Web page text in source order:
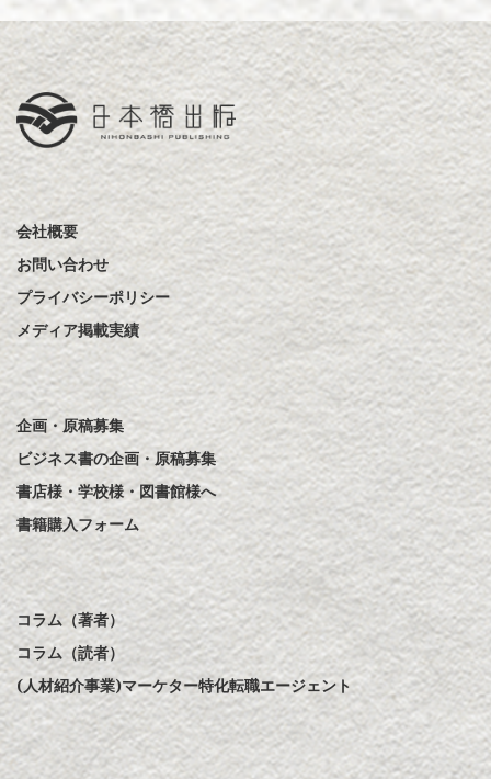
会社概要
お問い合わせ
プライバシーポリシー
メディア掲載実績
企画・原稿募集
ビジネス書の企画・原稿募集
書店様・学校様・図書館様へ
書籍購入フォーム
コラム（著者）
コラム（読者）
(人材紹介事業)マーケター特化転職エージェント